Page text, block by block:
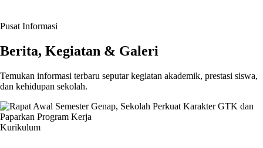
Pusat Informasi
Berita, Kegiatan & Galeri
Temukan informasi terbaru seputar kegiatan akademik, prestasi siswa,
dan kehidupan sekolah.
Kurikulum